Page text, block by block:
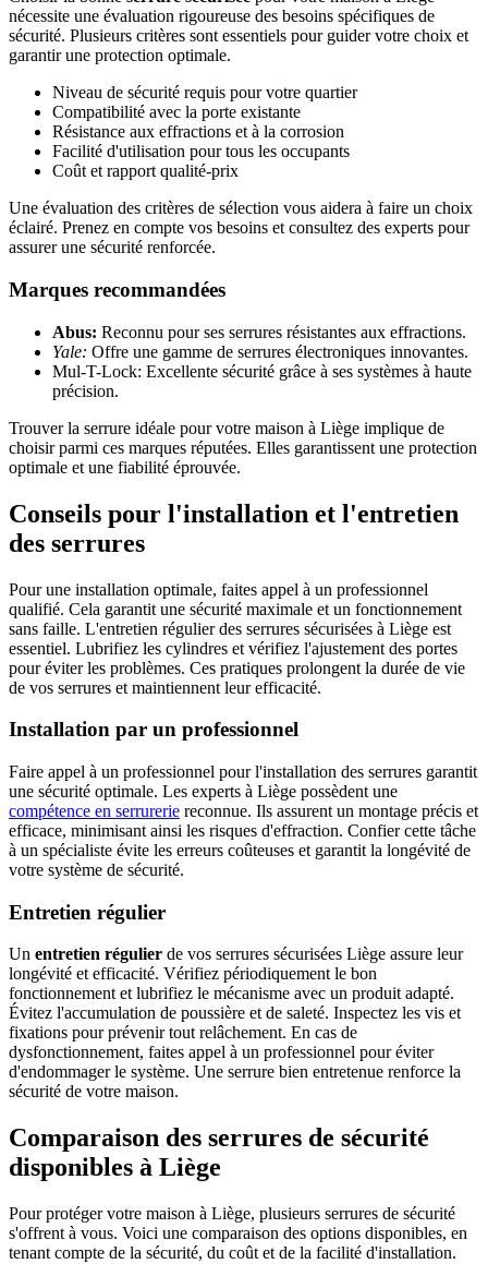
nécessite une évaluation rigoureuse des besoins spécifiques de
sécurité. Plusieurs critères sont essentiels pour guider votre choix et
garantir une protection optimale.
Niveau de sécurité requis pour votre quartier
Compatibilité avec la porte existante
Résistance aux effractions et à la corrosion
Facilité d'utilisation pour tous les occupants
Coût et rapport qualité-prix
Une évaluation des critères de sélection vous aidera à faire un choix
éclairé. Prenez en compte vos besoins et consultez des experts pour
assurer une sécurité renforcée.
Marques recommandées
Abus: Reconnu pour ses serrures résistantes aux effractions.
Yale: Offre une gamme de serrures électroniques innovantes.
Mul-T-Lock: Excellente sécurité grâce à ses systèmes à haute
précision.
Trouver la serrure idéale pour votre maison à Liège implique de
choisir parmi ces marques réputées. Elles garantissent une protection
optimale et une fiabilité éprouvée.
Conseils pour l'installation et l'entretien
des serrures
Pour une installation optimale, faites appel à un professionnel
qualifié. Cela garantit une sécurité maximale et un fonctionnement
sans faille. L'entretien régulier des serrures sécurisées à Liège est
essentiel. Lubrifiez les cylindres et vérifiez l'ajustement des portes
pour éviter les problèmes. Ces pratiques prolongent la durée de vie
de vos serrures et maintiennent leur efficacité.
Installation par un professionnel
Faire appel à un professionnel pour l'installation des serrures garantit
une sécurité optimale. Les experts à Liège possèdent une
compétence en serrurerie reconnue. Ils assurent un montage précis et
efficace, minimisant ainsi les risques d'effraction. Confier cette tâche
à un spécialiste évite les erreurs coûteuses et garantit la longévité de
votre système de sécurité.
Entretien régulier
Un entretien régulier de vos serrures sécurisées Liège assure leur
longévité et efficacité. Vérifiez périodiquement le bon
fonctionnement et lubrifiez le mécanisme avec un produit adapté.
Évitez l'accumulation de poussière et de saleté. Inspectez les vis et
fixations pour prévenir tout relâchement. En cas de
dysfonctionnement, faites appel à un professionnel pour éviter
d'endommager le système. Une serrure bien entretenue renforce la
sécurité de votre maison.
Comparaison des serrures de sécurité
disponibles à Liège
Pour protéger votre maison à Liège, plusieurs serrures de sécurité
s'offrent à vous. Voici une comparaison des options disponibles, en
tenant compte de la sécurité, du coût et de la facilité d'installation.